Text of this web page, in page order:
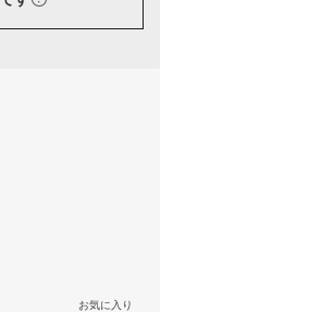
お気に入り